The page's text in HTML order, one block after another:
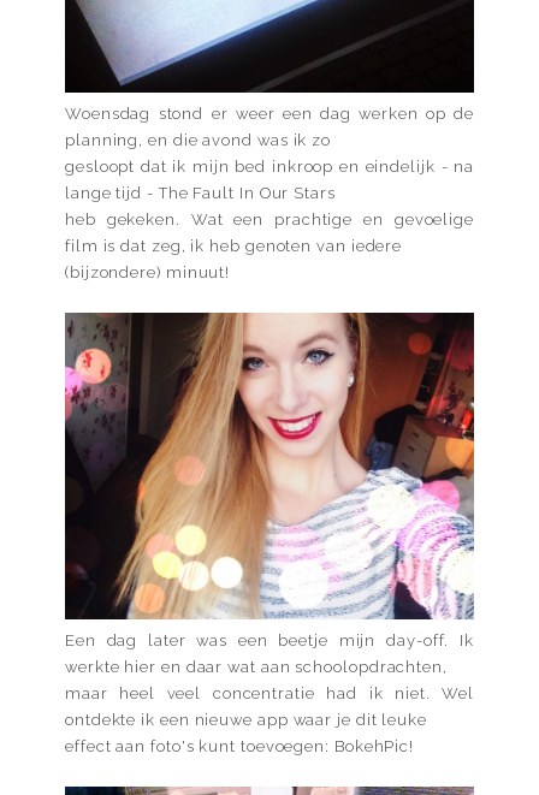
Woensdag stond er weer een dag werken op de
planning, en die avond was ik zo
gesloopt dat ik mijn bed inkroop en eindelijk - na
lange tijd - The Fault In Our Stars
heb gekeken. Wat een prachtige en gevoelige
film is dat zeg, ik heb genoten van iedere
(bijzondere) minuut!
Een dag later was een beetje mijn day-off. Ik
werkte hier en daar wat aan schoolopdrachten,
maar heel veel concentratie had ik niet. Wel
ontdekte ik een nieuwe app waar je dit leuke
effect aan foto's kunt toevoegen: BokehPic!